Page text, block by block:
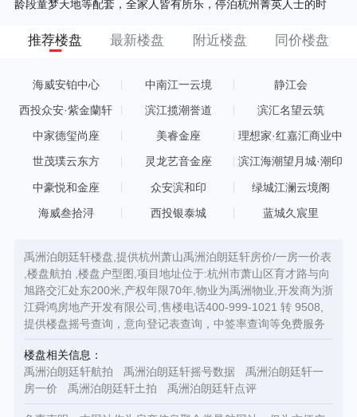
龄段童梦天地等配套，全家人皆有所乐，停泊杭州菁英人士的时
推荐楼盘 最新楼盘 附近楼盘 同价楼盘
海威安铂中心 中南江一云境 静江会
西投众安·紫金蘭轩 滨江揽潮誉道 滨汇名望云筑
中家德玺尚座 美睿金座
理想家·红嘉汇商业中
世茂璞云东方 灵龙艺音金座 滨江海潮望月城·潮印
中豪悦和金座 众安滨和印 绿城江澜云境阁
海威叁拾浔 西投银泰城 蓝城久宸里
禹洲泊朗廷轩楼盘,提供杭州萧山禹洲泊朗廷轩房价/一房一价表
,楼盘航拍 ,楼盘户型图,项目地址位于:杭州市萧山区育才路与向
旭路交汇处东200米,产权年限70年,物业为禹洲物业,开发商为浙
江舜鸿房地产开发有限公司,售楼电话400-999-1021 转 9508,
提供楼盘摇号查询，意向登记表查询，中签率查询等免费服务
楼盘相关信息：
禹洲泊朗廷轩航拍
禹洲泊朗廷轩摇号数据
禹洲泊朗廷轩一
房一价
禹洲泊朗廷轩土拍 禹洲泊朗廷轩点评